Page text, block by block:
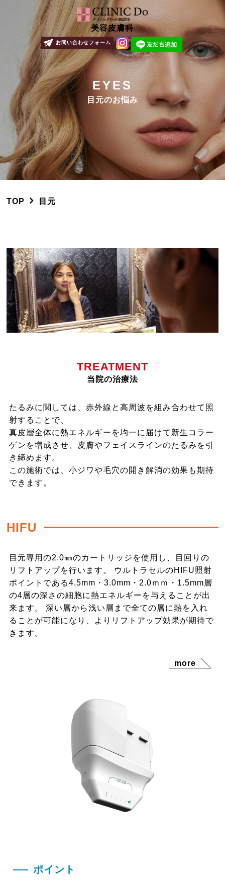
美容皮膚科
お問い合わせフォーム
EYES
目元のお悩み
TOP 目元
TREATMENT
当院の治療法
たるみに関しては、赤外線と高周波を組み合わせて照
射することで、
真皮層全体に熱エネルギーを均一に届けて新生コラー
ゲンを増成させ、皮膚やフェイスラインのたるみを引
き締めます。
この施術では、小ジワや毛穴の開き解消の効果も期待
できます。
HIFU
目元専用の2.0㎜のカートリッジを使用し、目回りの
リフトアップを行います。 ウルトラセルのHIFU照射
ポイントである4.5mm・3.0mm・2.0ｍｍ・1.5mm層
の4層の深さの細胞に熱エネルギーを与えることが出
来ます。 深い層から浅い層まで全ての層に熱を入れ
ることが可能になり、よりリフトアップ効果が期待で
きます。
more
ポイント